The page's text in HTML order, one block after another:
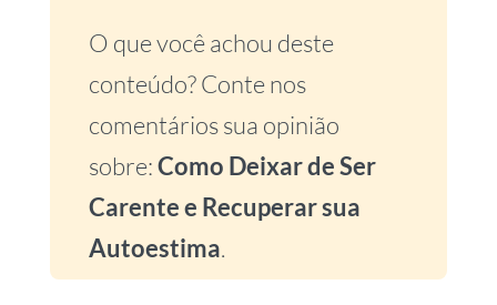
O que você achou deste
conteúdo? Conte nos
comentários sua opinião
sobre:Como Deixar de Ser
Carente e Recuperar sua
Autoestima.